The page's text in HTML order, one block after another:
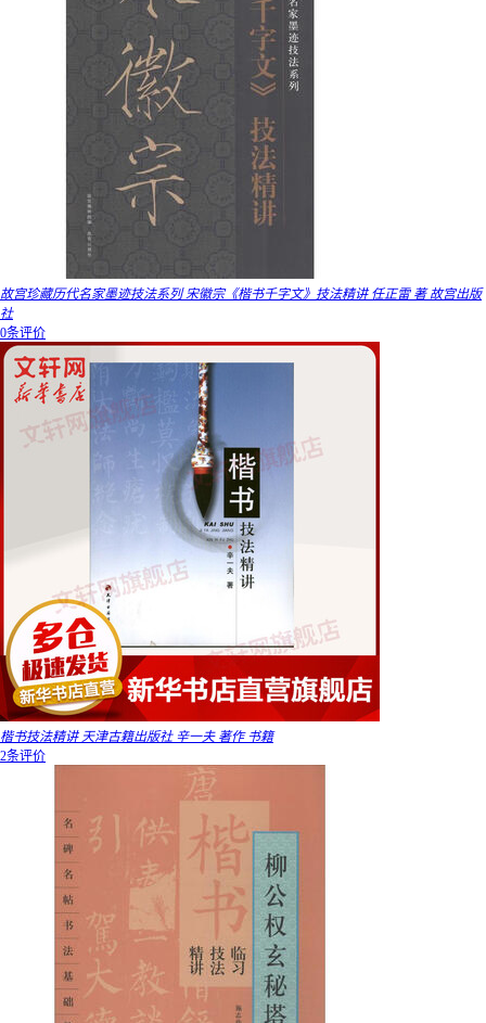
故宫珍藏历代名家墨迹技法系列 宋徽宗《楷书千字文》技法精讲 任正雷 著 故宫出版
社
0条评价
楷书技法精讲 天津古籍出版社 辛一夫 著作 书籍
2条评价